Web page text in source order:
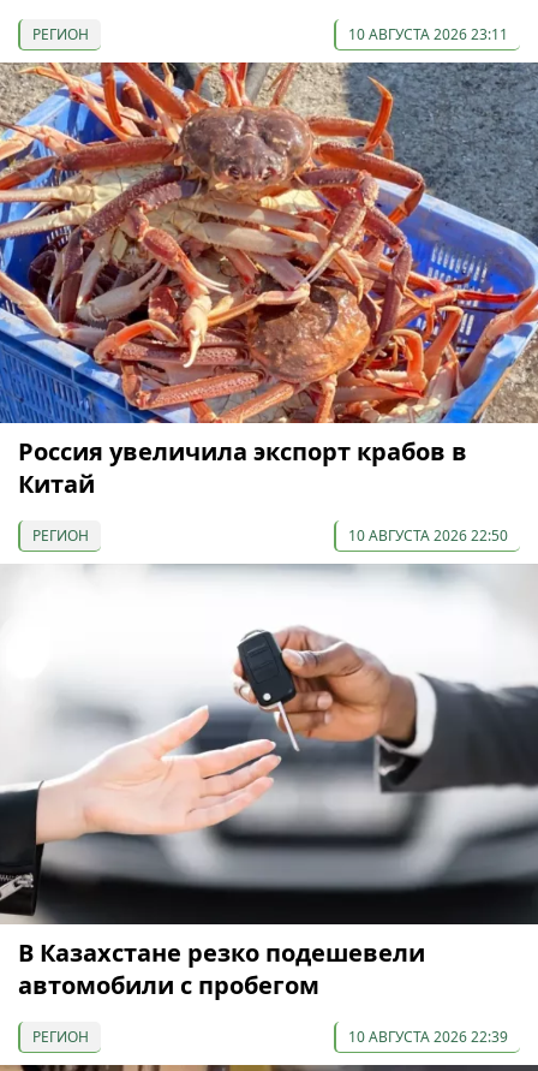
РЕГИОН 10 АВГУСТА 2026 23:11
Россия увеличила экспорт крабов в
Китай
РЕГИОН 10 АВГУСТА 2026 22:50
В Казахстане резко подешевели
автомобили с пробегом
РЕГИОН 10 АВГУСТА 2026 22:39